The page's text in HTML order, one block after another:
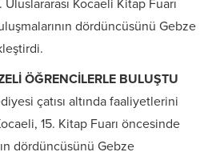
Kocaeli Kitap Fuarı
dördüncüsünü Gebze
ÖĞRENCİLERLE BULUŞTU
çatısı altında faaliyetlerini
15. Kitap Fuarı öncesinde
dördüncüsünü Gebze